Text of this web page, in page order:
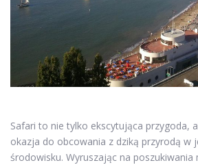
Safari to nie tylko ekscytująca przygoda,
okazja do obcowania z dziką przyrodą w
środowisku. Wyruszając na poszukiwania